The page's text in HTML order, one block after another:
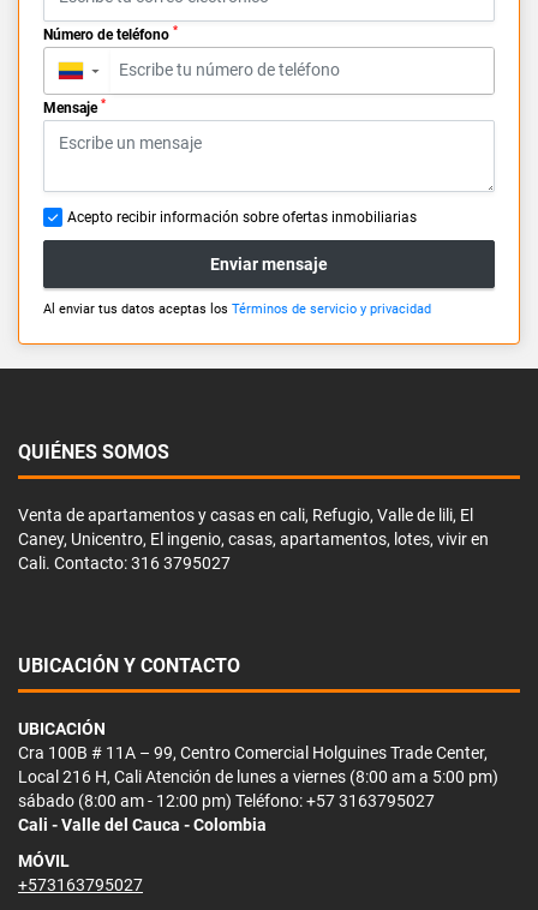
Número de teléfono *
▼
Mensaje *
Acepto recibir información sobre ofertas inmobiliarias
Enviar mensaje
Al enviar tus datos aceptas los Términos de servicio y privacidad
QUIÉNES SOMOS
Venta de apartamentos y casas en cali, Refugio, Valle de lili, El
Caney, Unicentro, El ingenio, casas, apartamentos, lotes, vivir en
Cali. Contacto: 316 3795027
UBICACIÓN Y CONTACTO
UBICACIÓN
Cra 100B # 11A – 99, Centro Comercial Holguines Trade Center,
Local 216 H, Cali Atención de lunes a viernes (8:00 am a 5:00 pm)
sábado (8:00 am - 12:00 pm) Teléfono: +57 3163795027
Cali - Valle del Cauca - Colombia
MÓVIL
+573163795027